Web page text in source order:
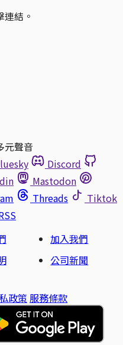
結。
元聲音
Discord
Mastodon
Threads
Tiktok
加入我們
公司新聞
政策 服務條款